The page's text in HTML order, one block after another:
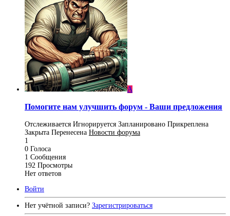
A
Помогите нам улучшить форум - Ваши предложения
Отслеживается Игнорируется Запланировано Прикреплена
Закрыта Перенесена Новости форума
1
0 Голоса
1 Сообщения
192 Просмотры
Нет ответов
Войти
Нет учётной записи? Зарегистрироваться